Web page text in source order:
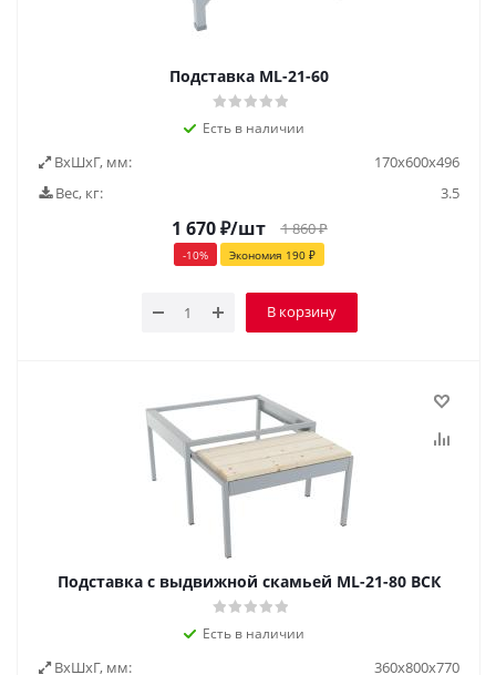
Подставка ML-21-60
Есть в наличии
ВxШxГ, мм:
170x600x496
Вес, кг:
3.5
1 670₽/шт 1 860₽
-10% Экономия 190 ₽
В корзину
Подставка с выдвижной скамьей ML-21-80 ВСК
Есть в наличии
ВxШxГ, мм:
360x800x770